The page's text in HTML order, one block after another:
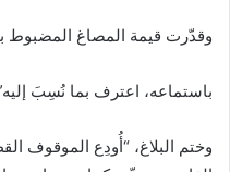
وقدّرت قيمة المصاغ المضبوط بحوالى /5000/
باستماعه، اعترف بما نُسِبَ
وختم البلاغ، “أُودِع الموقوف